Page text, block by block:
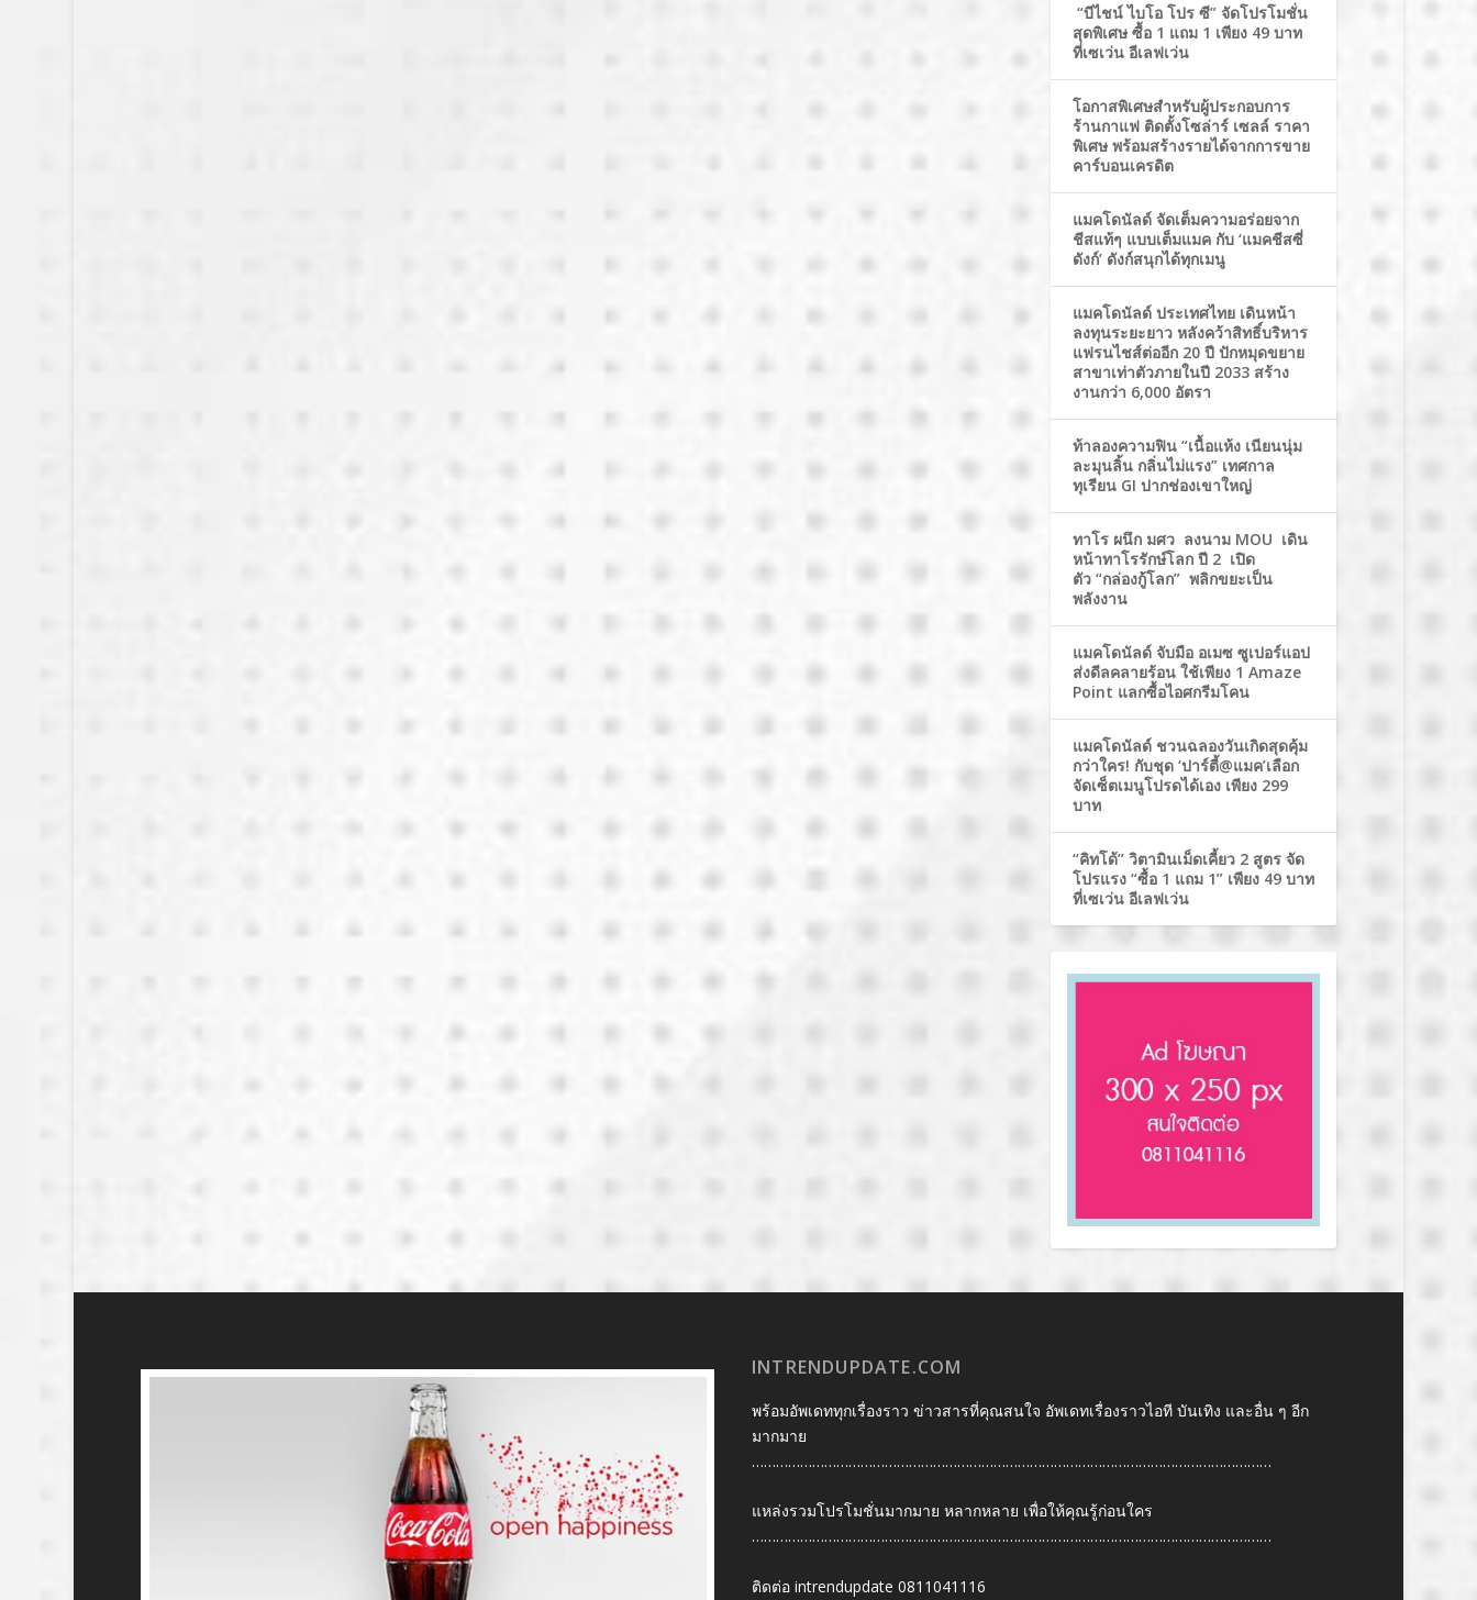
“บีไชน์ ไบโอ โปร ซี” จัดโปรโมชั่น
สุดพิเศษ ซื้อ 1 แถม 1 เพียง 49 บาท
ที่เซเว่น อีเลฟเว่น
โอกาสพิเศษสำหรับผู้ประกอบการ
ร้านกาแฟ ติดตั้งโซล่าร์ เซลล์ ราคา
พิเศษ พร้อมสร้างรายได้จากการขาย
คาร์บอนเครดิต
แมคโดนัลด์ จัดเต็มความอร่อยจาก
ชีสแท้ๆ แบบเต็มแมค กับ ‘แมคชีสซี่
ดังก์’ ดังก์สนุกได้ทุกเมนู
แมคโดนัลด์ ประเทศไทย เดินหน้า
ลงทุนระยะยาว หลังคว้าสิทธิ์บริหาร
แฟรนไชส์ต่ออีก 20 ปี ปักหมุดขยาย
สาขาเท่าตัวภายในปี 2033 สร้าง
งานกว่า 6,000 อัตรา
ท้าลองความฟิน “เนื้อแห้ง เนียนนุ่ม
ละมุนลิ้น กลิ่นไม่แรง” เทศกาล
ทุเรียน GI ปากช่องเขาใหญ่
ทาโร ผนึก มศว ลงนาม MOU เดิน
หน้าทาโรรักษ์โลก ปี 2 เปิด
ตัว “กล่องกู้โลก” พลิกขยะเป็น
พลังงาน
แมคโดนัลด์ จับมือ อเมซ ซูเปอร์แอป
ส่งดีลคลายร้อน ใช้เพียง 1 Amaze
Point แลกซื้อไอศกรีมโคน
แมคโดนัลด์ ชวนฉลองวันเกิดสุดคุ้ม
กว่าใคร! กับชุด ‘ปาร์ตี้@แมค’เลือก
จัดเซ็ตเมนูโปรดได้เอง เพียง 299
บาท
“คิทโด้” วิตามินเม็ดเคี้ยว 2 สูตร จัด
โปรแรง “ซื้อ 1 แถม 1” เพียง 49 บาท
ที่เซเว่น อีเลฟเว่น
INTRENDUPDATE.COM
พร้อมอัพเดททุกเรื่องราว ข่าวสารที่คุณสนใจ อัพเดทเรื่องราวไอที บันเทิง และอื่น ๆ อีก
มากมาย
…………………………………………………………………………………………………………………
แหล่งรวมโปรโมชั่นมากมาย หลากหลาย เพื่อให้คุณรู้ก่อนใคร
…………………………………………………………………………………………………………………
ติดต่อ intrendupdate 0811041116